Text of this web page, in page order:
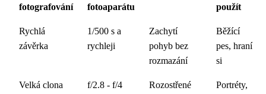
fotografování
fotoaparátu
použít
Rychlá
závěrka
1/500 s a
rychleji
Zachytí
pohyb bez
rozmazání
Běžící
pes, hraní
si
Velká clona f/2.8 - f/4
Rozostřené
Portréty,